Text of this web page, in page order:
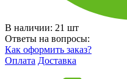
В наличии: 21 шт
Ответы на вопросы:
Как оформить заказ?
Оплата Доставка